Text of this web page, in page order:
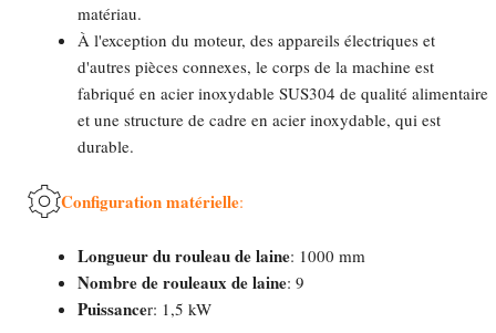
matériau.
À l'exception du moteur, des appareils électriques et
d'autres pièces connexes, le corps de la machine est
fabriqué en acier inoxydable SUS304 de qualité alimentaire
et une structure de cadre en acier inoxydable, qui est
durable.
Configuration matérielle:
Longueur du rouleau de laine: 1000 mm
Nombre de rouleaux de laine: 9
Puissancer: 1,5 kW